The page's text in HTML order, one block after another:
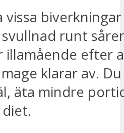
vissa
runt
illamående efter
klarar av.
äta mindre